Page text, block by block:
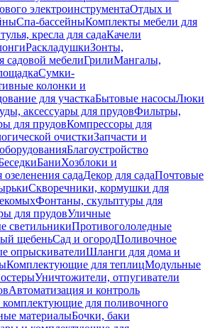
электроинструментаОтдых и
Спа-бассейныКомплекты мебели для
кресла для садаКачели
РаскладушкиЗонты,
садовой мебелиГрилиМангалы,
Сумки-
колонки и
для участкаБытовые насосыЛюки
аксессуары для прудовФильтры,
для прудовКомпрессоры для
очисткиЗапчасти и
Благоустройство
БаниХозблоки и
садаДекор для садаПочтовые
Скворечники, кормушки для
Фонтаны, скульптуры для
для прудовУличные
светильникиПротивогололедные
щебеньСад и огородПоливочное
опрыскивателиШланги для дома и
Комплектующие для теплицМодульные
Уничтожители, отпугиватели
Автоматизация и контроль
комплектующие для поливочного
материалыБочки, баки